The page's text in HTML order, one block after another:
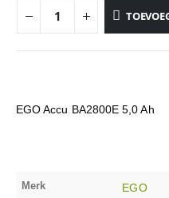
EGO Accu BA2800E 5,0
Merk EGO